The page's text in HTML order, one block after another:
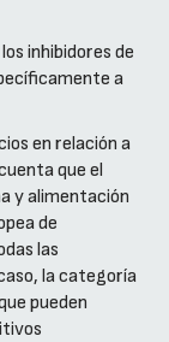
inhibidores de
a
en relación a
que el
y alimentación
de
las
la categoría
pueden